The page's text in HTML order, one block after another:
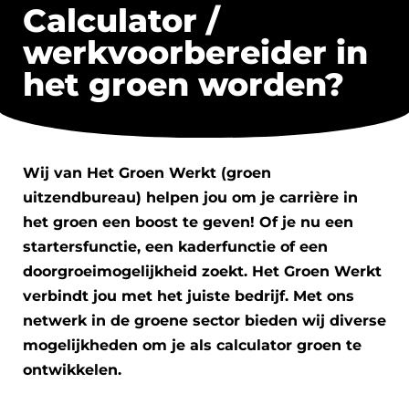
Calculator /
werkvoorbereider in
het groen worden?
Wij van Het Groen Werkt (groen
uitzendbureau) helpen jou om je carrière in
het groen een boost te geven! Of je nu een
startersfunctie, een kaderfunctie of een
doorgroeimogelijkheid zoekt. Het Groen Werkt
verbindt jou met het juiste bedrijf. Met ons
netwerk in de groene sector bieden wij diverse
mogelijkheden om je als calculator groen te
ontwikkelen.